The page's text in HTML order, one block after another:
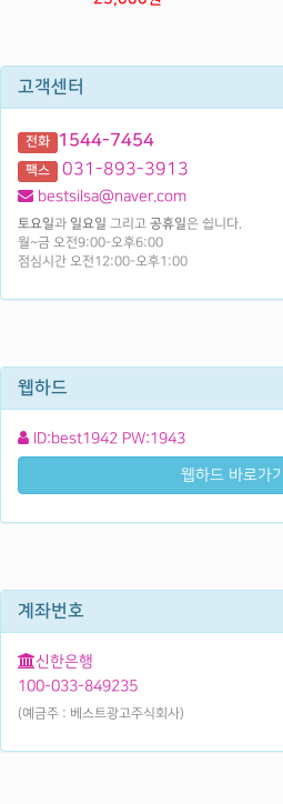
고객센터
전화 1544-7454
팩스 031-893-3913
bestsilsa@naver.com
토요일과 일요일 그리고 공휴일은 쉽니다.
월~금 오전9:00-오후6:00
점심시간 오전12:00-오후1:00
웹하드
ID:best1942 PW:1943
웹하드 바로가기
계좌번호
신한은행
100-033-849235
(예금주 : 베스트광고주식회사)